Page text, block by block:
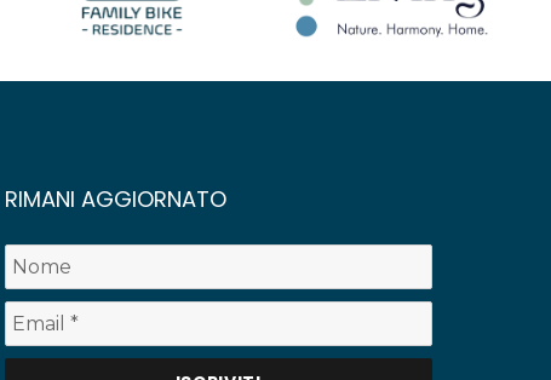
RIMANI AGGIORNATO